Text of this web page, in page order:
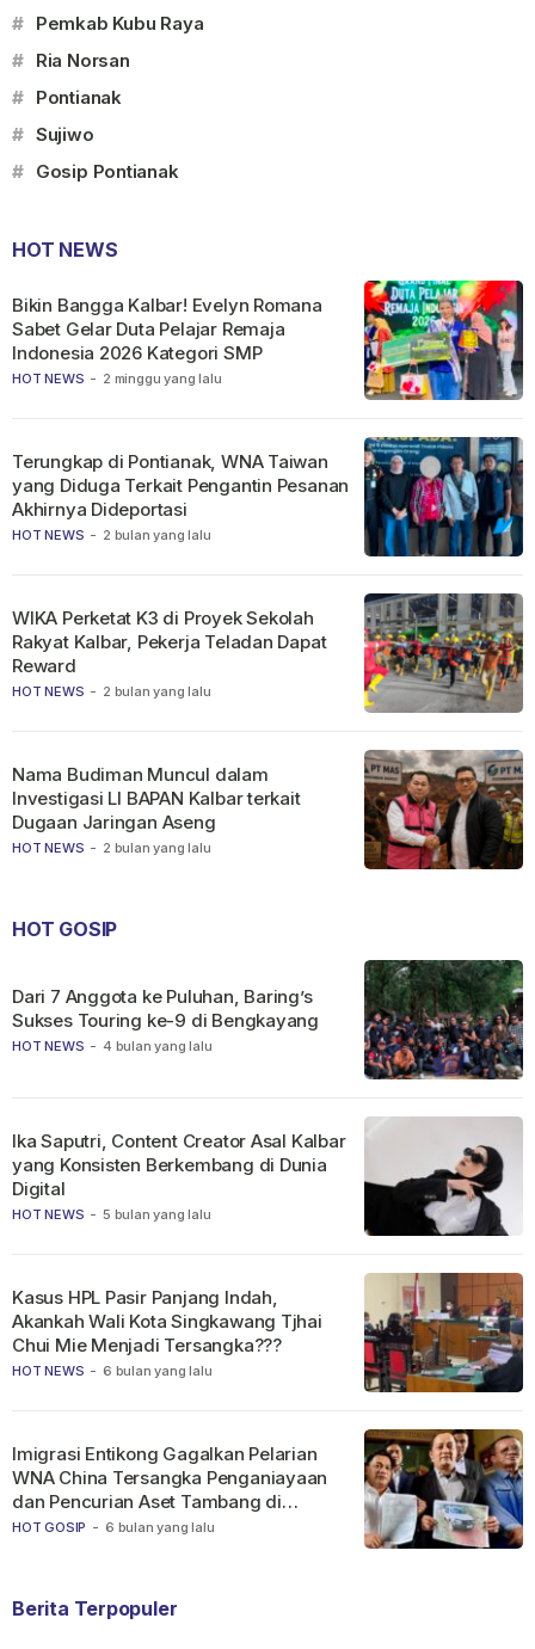
# Pemkab Kubu Raya
# Ria Norsan
# Pontianak
# Sujiwo
# Gosip Pontianak
HOT NEWS
HOT NEWS - 2 minggu yang lalu
Bikin Bangga Kalbar! Evelyn Romana
Sabet Gelar Duta Pelajar Remaja
Indonesia 2026 Kategori SMP
HOT NEWS - 2 bulan yang lalu
Terungkap di Pontianak, WNA Taiwan
yang Diduga Terkait Pengantin Pesanan
Akhirnya Dideportasi
HOT NEWS - 2 bulan yang lalu
WIKA Perketat K3 di Proyek Sekolah
Rakyat Kalbar, Pekerja Teladan Dapat
Reward
HOT NEWS - 2 bulan yang lalu
Nama Budiman Muncul dalam
Investigasi LI BAPAN Kalbar terkait
Dugaan Jaringan Aseng
HOT GOSIP
HOT NEWS - 4 bulan yang lalu
Dari 7 Anggota ke Puluhan, Baring’s
Sukses Touring ke-9 di Bengkayang
HOT NEWS - 5 bulan yang lalu
Ika Saputri, Content Creator Asal Kalbar
yang Konsisten Berkembang di Dunia
Digital
HOT NEWS - 6 bulan yang lalu
Kasus HPL Pasir Panjang Indah,
Akankah Wali Kota Singkawang Tjhai
Chui Mie Menjadi Tersangka???
HOT GOSIP - 6 bulan yang lalu
Imigrasi Entikong Gagalkan Pelarian
WNA China Tersangka Penganiayaan
dan Pencurian Aset Tambang di
Ketapang
Berita Terpopuler